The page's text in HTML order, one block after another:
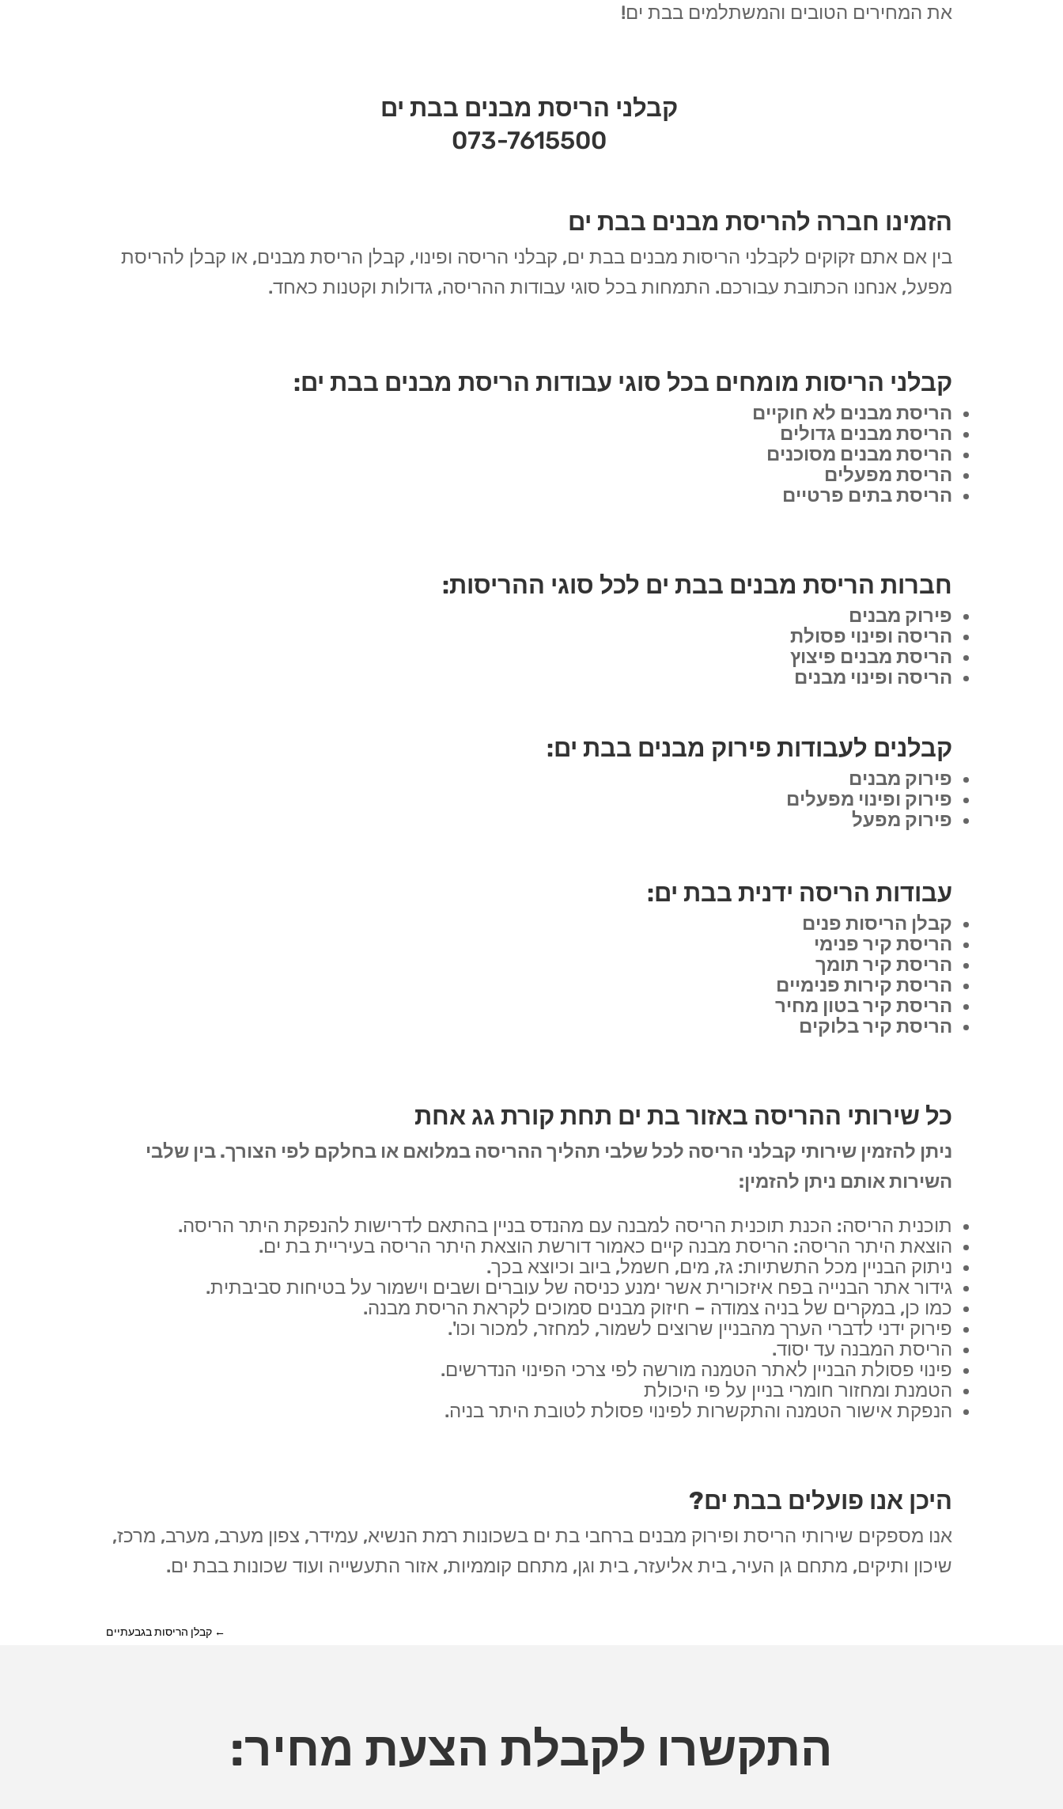
את המחירים הטובים והמשתלמים בבת ים!
קבלני הריסת מבנים בבת ים
073-7615500
הזמינו חברה להריסת מבנים בבת ים
בין אם אתם זקוקים לקבלני הריסות מבנים בבת ים, קבלני הריסה ופינוי, קבלן הריסת מבנים, או קבלן להריסת
מפעל, אנחנו הכתובת עבורכם. התמחות בכל סוגי עבודות ההריסה, גדולות וקטנות כאחד.
קבלני הריסות מומחים בכל סוגי עבודות הריסת מבנים בבת ים:
הריסת מבנים לא חוקיים
הריסת מבנים גדולים
הריסת מבנים מסוכנים
הריסת מפעלים
הריסת בתים פרטיים
חברות הריסת מבנים בבת ים לכל סוגי ההריסות:
פירוק מבנים
הריסה ופינוי פסולת
הריסת מבנים פיצוץ
הריסה ופינוי מבנים
קבלנים לעבודות פירוק מבנים בבת ים:
פירוק מבנים
פירוק ופינוי מפעלים
פירוק מפעל
עבודות הריסה ידנית בבת ים:
קבלן הריסות פנים
הריסת קיר פנימי
הריסת קיר תומך
הריסת קירות פנימיים
הריסת קיר בטון מחיר
הריסת קיר בלוקים
כל שירותי ההריסה באזור בת ים תחת קורת גג אחת
ניתן להזמין שירותי קבלני הריסה לכל שלבי תהליך ההריסה במלואם או בחלקם לפי הצורך. בין שלבי
השירות אותם ניתן להזמין:
תוכנית הריסה: הכנת תוכנית הריסה למבנה עם מהנדס בניין בהתאם לדרישות להנפקת היתר הריסה.
הוצאת היתר הריסה: הריסת מבנה קיים כאמור דורשת הוצאת היתר הריסה בעיריית בת ים.
ניתוק הבניין מכל התשתיות: גז, מים, חשמל, ביוב וכיוצא בכך.
גידור אתר הבנייה בפח איזכורית אשר ימנע כניסה של עוברים ושבים וישמור על בטיחות סביבתית.
כמו כן, במקרים של בניה צמודה – חיזוק מבנים סמוכים לקראת הריסת מבנה.
פירוק ידני לדברי הערך מהבניין שרוצים לשמור, למחזר, למכור וכו'.
הריסת המבנה עד יסוד.
פינוי פסולת הבניין לאתר הטמנה מורשה לפי צרכי הפינוי הנדרשים.
הטמנת ומחזור חומרי בניין על פי היכולת
הנפקת אישור הטמנה והתקשרות לפינוי פסולת לטובת היתר בניה.
היכן אנו פועלים בבת ים?
אנו מספקים שירותי הריסת ופירוק מבנים ברחבי בת ים בשכונות רמת הנשיא, עמידר, צפון מערב, מערב, מרכז,
שיכון ותיקים, מתחם גן העיר, בית אליעזר, בית וגן, מתחם קוממיות, אזור התעשייה ועוד שכונות בבת ים.
← קבלן הריסות בגבעתיים
התקשרו לקבלת הצעת מחיר: